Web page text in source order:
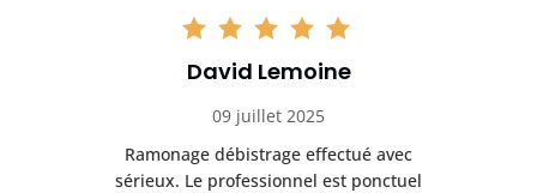
David Lemoine
09 juillet 2025
Ramonage débistrage effectué avec
sérieux. Le professionnel est ponctuel